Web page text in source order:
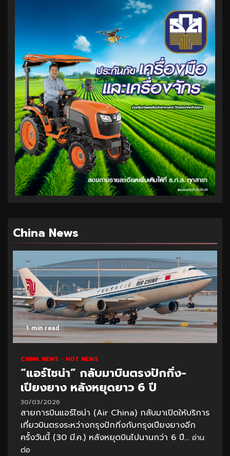
China News
1 min read
CHINA NEWS HOT NEWS
“แอร์ไชน่า” กลับมาบินตรงปักกิ่ง-
เปียงยาง หลังหยุดยาว 6 ปี
30/03/2026
สายการบินแอร์ไชน่า (Air China) กลับมาเปิดให้บริการ
เที่ยวบินตรงระหว่างกรุงปักกิ่งกับกรุงเปียงยางอีก
ครั้งวันนี้ (30 มี.ค.) หลังหยุดบินไปนานกว่า 6 ปี... อ่าน
ต่อ